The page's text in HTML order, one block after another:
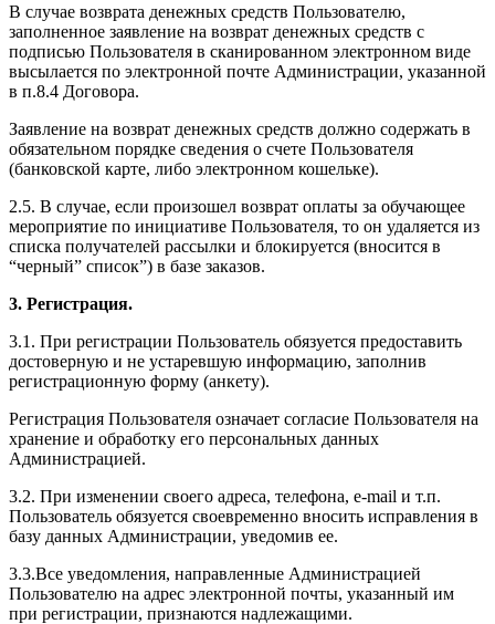
В случае возврата денежных средств Пользователю,
заполненное заявление на возврат денежных средств с
подписью Пользователя в сканированном электронном виде
высылается по электронной почте Администрации, указанной
в п.8.4 Договора.
Заявление на возврат денежных средств должно содержать в
обязательном порядке сведения о счете Пользователя
(банковской карте, либо электронном кошельке).
2.5. В случае, если произошел возврат оплаты за обучающее
мероприятие по инициативе Пользователя, то он удаляется из
списка получателей рассылки и блокируется (вносится в
“черный” список”) в базе заказов.
3. Регистрация.
3.1. При регистрации Пользователь обязуется предоставить
достоверную и не устаревшую информацию, заполнив
регистрационную форму (анкету).
Регистрация Пользователя означает согласие Пользователя на
хранение и обработку его персональных данных
Администрацией.
3.2. При изменении своего адреса, телефона, e-mail и т.п.
Пользователь обязуется своевременно вносить исправления в
базу данных Администрации, уведомив ее.
3.3.Все уведомления, направленные Администрацией
Пользователю на адрес электронной почты, указанный им
при регистрации, признаются надлежащими.